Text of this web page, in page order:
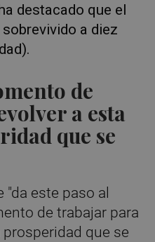
destacado que el
a diez
de
a esta
que se
"da este paso al
de trabajar para
que se